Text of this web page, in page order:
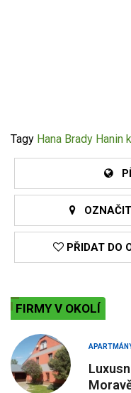
Tagy Hana Brady Hanin
OZNAČIT
PŘIDAT DO
FIRMY V OKOLÍ